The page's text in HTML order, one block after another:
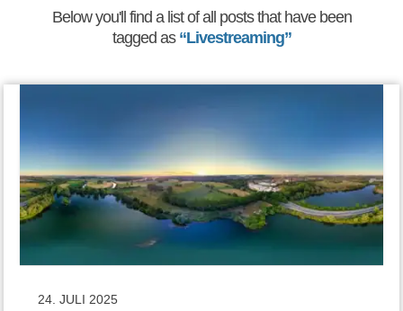
Below you'll find a list of all posts that have been
tagged as “Livestreaming”
24. JULI 2025